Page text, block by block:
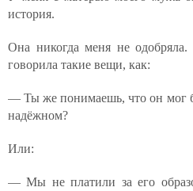
история.
Она никогда меня не одобряла.
говорила такие вещи, как:
— Ты же понимаешь, что он мог
надёжном?
Или:
— Мы не платили за его